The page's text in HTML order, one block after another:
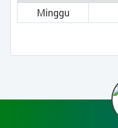
Data Statistik
Regulasi
Minggu
)